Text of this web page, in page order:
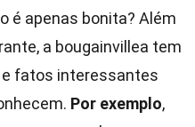
é apenas bonita? Além
a bougainvillea tem
fatos interessantes
Por exemplo,